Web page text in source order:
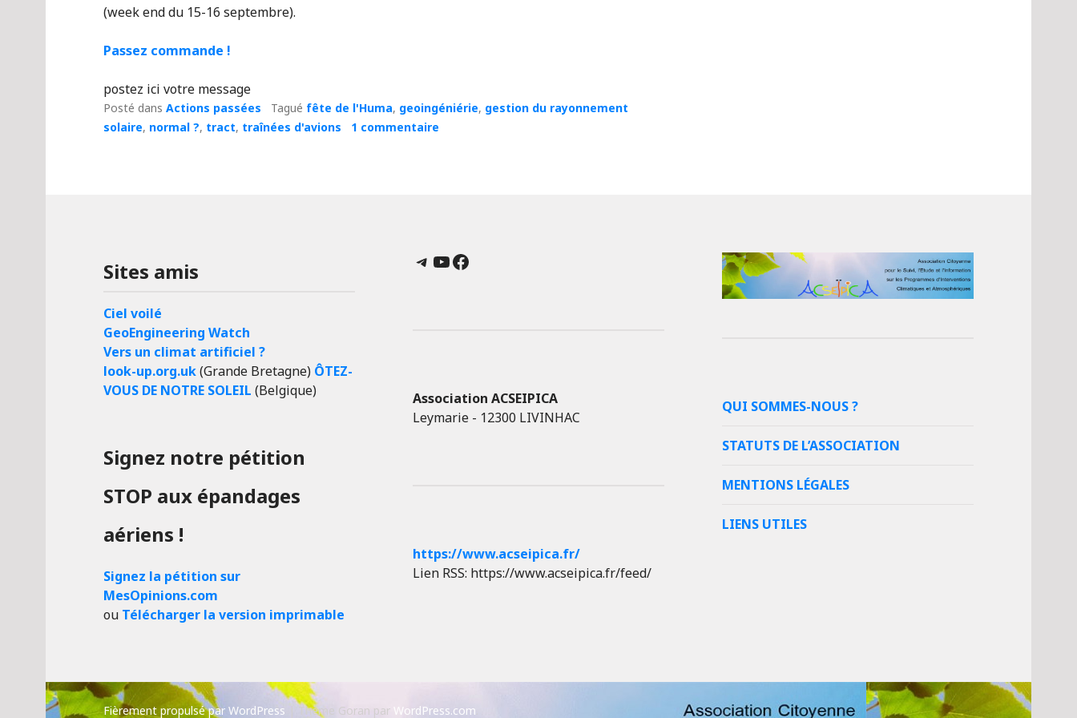
(week end du 15-16 septembre).
Passez commande !
postez ici votre message
Posté dans Actions passées Tagué fête de l'Huma, geoingéniérie, gestion du rayonnement
solaire, normal ?, tract, traînées d'avions 1 commentaire
Sites amis
Ciel voilé
GeoEngineering Watch
Vers un climat artificiel ?
look-up.org.uk(Grande Bretagne) ÔTEZ-
VOUS DE NOTRE SOLEIL (Belgique)
Signez notre pétition
STOP aux épandages
aériens !
Signez la pétition sur
MesOpinions.com
ou Télécharger la version imprimable
Telegram
YouTube
Facebook
Association ACSEIPICA
Leymarie - 12300 LIVINHAC
https://www.acseipica.fr/
Lien RSS: https://www.acseipica.fr/feed/
QUI SOMMES-NOUS ?
STATUTS DE L’ASSOCIATION
MENTIONS LÉGALES
LIENS UTILES
Fièrement propulsé par WordPress Thème Goran par WordPress.com